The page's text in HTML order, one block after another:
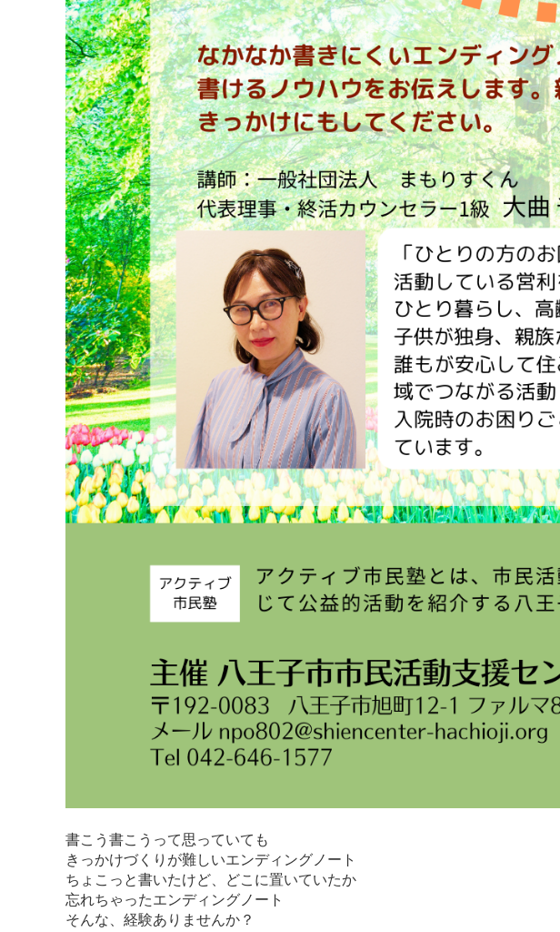
書こう書こうって思っていても
きっかけづくりが難しいエンディングノート
ちょこっと書いたけど、どこに置いていたか
忘れちゃったエンディングノート
そんな、経験ありませんか？